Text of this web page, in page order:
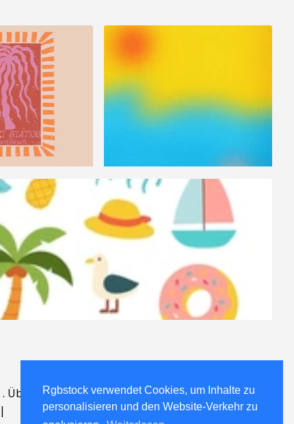
Rgbstock verwendet Cookies, um Inhalte zu
personalisieren und den Website-Verkehr zu
. Über
|